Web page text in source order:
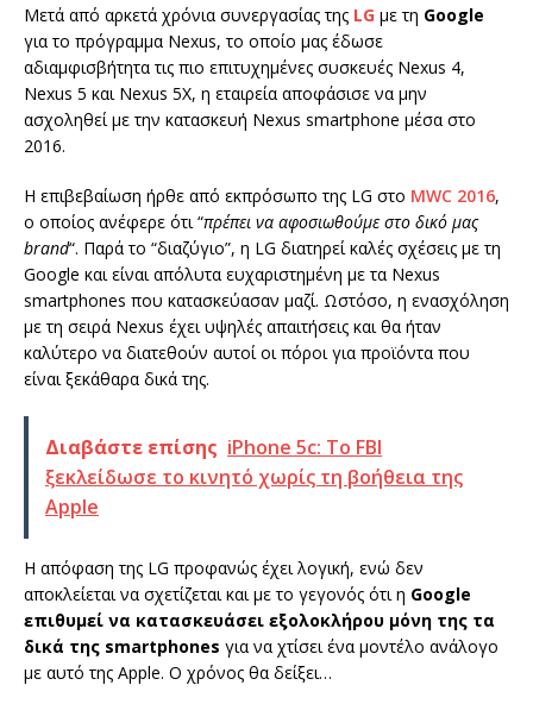
Μετά από αρκετά χρόνια συνεργασίας της LG με τη Google
για το πρόγραμμα Nexus, το οποίο μας έδωσε
αδιαμφισβήτητα τις πιο επιτυχημένες συσκευές Nexus 4,
Nexus 5 και Nexus 5X, η εταιρεία αποφάσισε να μην
ασχοληθεί με την κατασκευή Nexus smartphone μέσα στο
2016.
Η επιβεβαίωση ήρθε από εκπρόσωπο της LG στο MWC 2016,
ο οποίος ανέφερε ότι “πρέπει να αφοσιωθούμε στο δικό μας
brand“. Παρά το “διαζύγιο”, η LG διατηρεί καλές σχέσεις με τη
Google και είναι απόλυτα ευχαριστημένη με τα Nexus
smartphones που κατασκεύασαν μαζί. Ωστόσο, η ενασχόληση
με τη σειρά Nexus έχει υψηλές απαιτήσεις και θα ήταν
καλύτερο να διατεθούν αυτοί οι πόροι για προϊόντα που
είναι ξεκάθαρα δικά της.
Διαβάστε επίσης iPhone 5c: Το FBI
ξεκλείδωσε το κινητό χωρίς τη βοήθεια της
Apple
Η απόφαση της LG προφανώς έχει λογική, ενώ δεν
αποκλείεται να σχετίζεται και με το γεγονός ότι η Google
επιθυμεί να κατασκευάσει εξολοκλήρου μόνη της τα
δικά της smartphones για να χτίσει ένα μοντέλο ανάλογο
με αυτό της Apple. Ο χρόνος θα δείξει…